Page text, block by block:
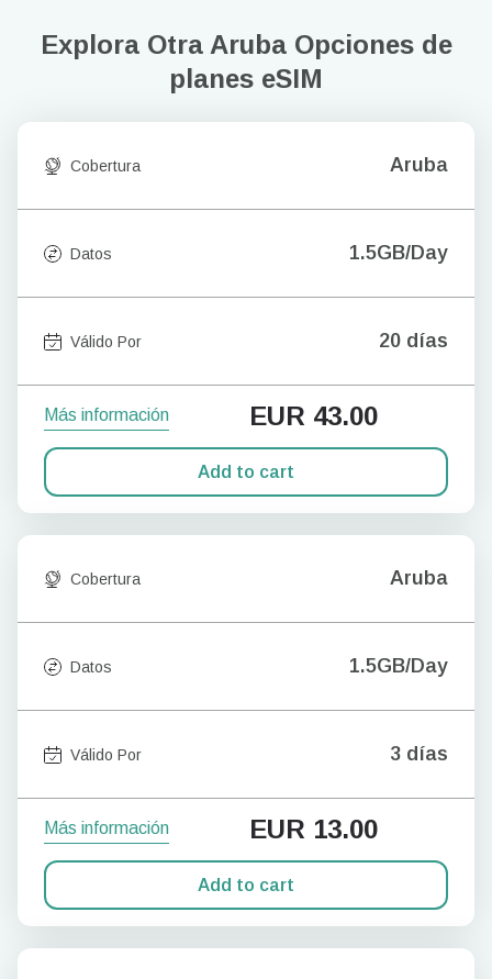
Explora Otra Aruba Opciones de
planes eSIM
Cobertura Aruba
Datos 1.5GB/Day
Válido Por 20 días
Más información EUR 43.00
Add to cart
Cobertura Aruba
Datos 1.5GB/Day
Válido Por 3 días
Más información EUR 13.00
Add to cart